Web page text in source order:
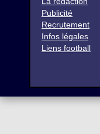
Publicité
Recrutement
Infos légales
Liens football